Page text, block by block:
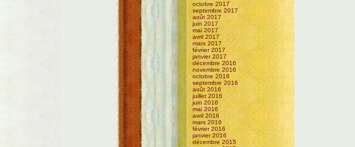
octobre 2017
septembre 2017
août 2017
juin 2017
mai 2017
avril 2017
mars 2017
février 2017
janvier 2017
décembre 2016
novembre 2016
octobre 2016
septembre 2016
août 2016
juillet 2016
juin 2016
mai 2016
avril 2016
mars 2016
février 2016
janvier 2016
décembre 2015